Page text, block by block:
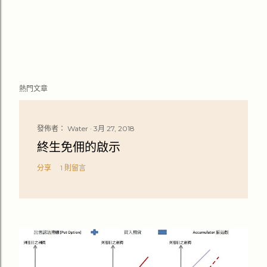
熱門文章
發佈者： Water 3月 27, 2018
終生免佣的啟示
分享 1 則留言